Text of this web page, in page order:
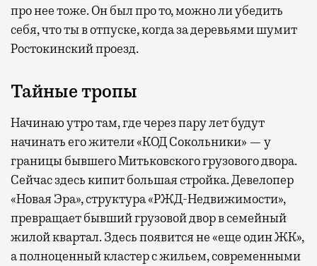
про нее тоже. Он был про то, можно ли убедить
себя, что ты в отпуске, когда за деревьями шумит
Ростокинский проезд.
Тайные тропы
Начинаю утро там, где через пару лет будут
начинать его жители «КОД Сокольники» — у
границы бывшего Митьковского грузового двора.
Сейчас здесь кипит большая стройка. Девелопер
«Новая Эра», структура «РЖД-Недвижимости»,
превращает бывший грузовой двор в семейный
жилой квартал. Здесь появится не «еще один ЖК»,
а полноценный кластер с жильем, современными